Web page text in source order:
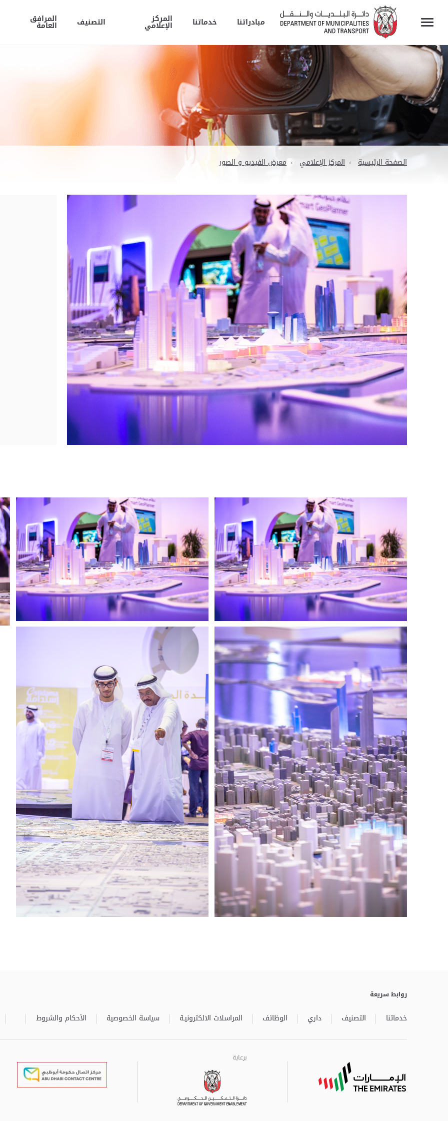
مبادراتنا خدماتنا المركز
الإعلامي التصنيف المرافق
العامة
الصفحة الرئيسية المركز الإعلامي معرض الفيديو و الصور
روابط سريعة
خدماتنا التصنيف داري الوظائف المراسلات الالكترونيـة سياسة الخصوصية الأحكام والشروط
برعاية
برعاية
برعاية